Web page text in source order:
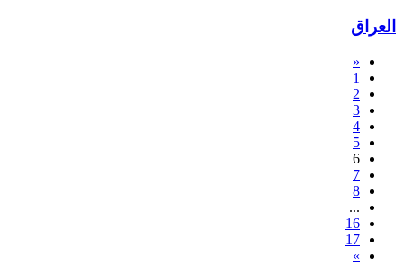
العراق
«
1
2
3
4
5
6
7
8
...
16
17
»